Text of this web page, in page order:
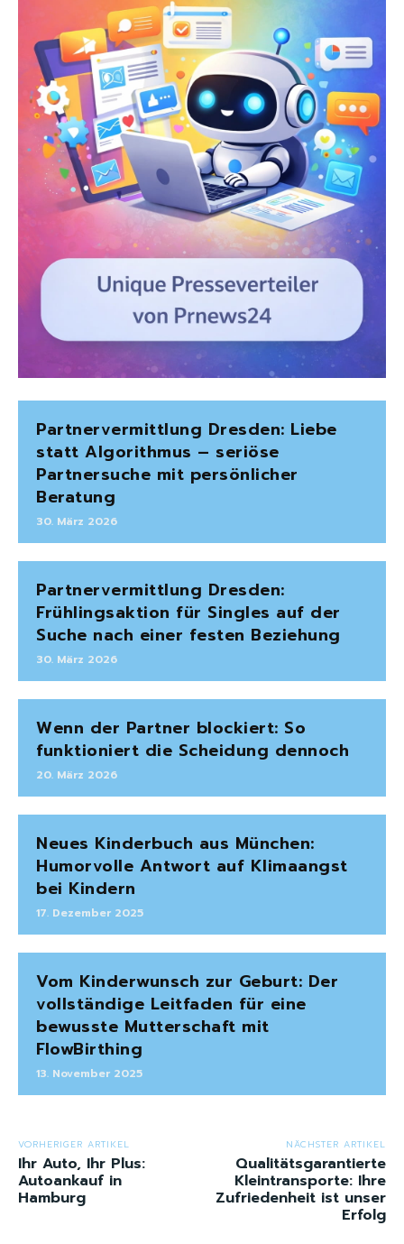
Partnervermittlung Dresden: Liebe
statt Algorithmus – seriöse
Partnersuche mit persönlicher
Beratung
30. März 2026
Partnervermittlung Dresden:
Frühlingsaktion für Singles auf der
Suche nach einer festen Beziehung
30. März 2026
Wenn der Partner blockiert: So
funktioniert die Scheidung dennoch
20. März 2026
Neues Kinderbuch aus München:
Humorvolle Antwort auf Klimaangst
bei Kindern
17. Dezember 2025
Vom Kinderwunsch zur Geburt: Der
vollständige Leitfaden für eine
bewusste Mutterschaft mit
FlowBirthing
13. November 2025
VORHERIGER ARTIKEL
Ihr Auto, Ihr Plus:
Autoankauf in
Hamburg
NÄCHSTER ARTIKEL
Qualitätsgarantierte
Kleintransporte: Ihre
Zufriedenheit ist unser
Erfolg